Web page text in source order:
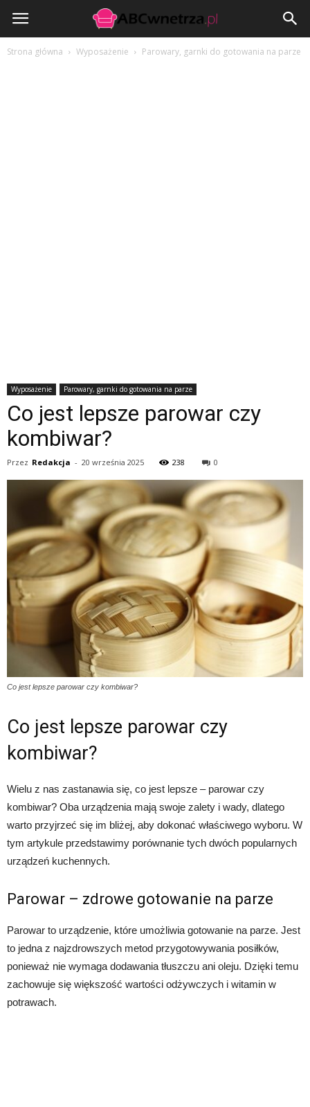
ABCwnetrza.pl
Strona główna Wyposażenie Parowary, garnki do gotowania na parze
Wyposażenie Parowary, garnki do gotowania na parze
Co jest lepsze parowar czy
kombiwar?
Przez Redakcja - 20 września 2025 238 0
Co jest lepsze parowar czy kombiwar?
Co jest lepsze parowar czy
kombiwar?
Wielu z nas zastanawia się, co jest lepsze – parowar czy
kombiwar? Oba urządzenia mają swoje zalety i wady, dlatego
warto przyjrzeć się im bliżej, aby dokonać właściwego wyboru. W
tym artykule przedstawimy porównanie tych dwóch popularnych
urządzeń kuchennych.
Parowar – zdrowe gotowanie na parze
Parowar to urządzenie, które umożliwia gotowanie na parze. Jest
to jedna z najzdrowszych metod przygotowywania posiłków,
ponieważ nie wymaga dodawania tłuszczu ani oleju. Dzięki temu
zachowuje się większość wartości odżywczych i witamin w
potrawach.